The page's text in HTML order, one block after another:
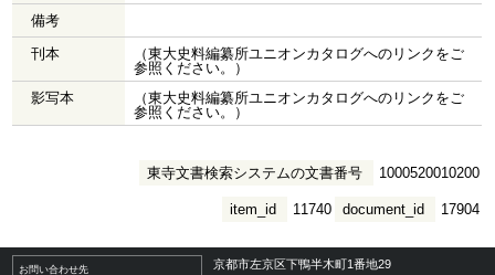
備考
刊本
（東大史料編纂所ユニオンカタログへのリンクをご
参照ください。）
影写本
（東大史料編纂所ユニオンカタログへのリンクをご
参照ください。）
東寺文書検索システムの文書番号 1000520010200
document_id 17904
item_id 11740
お問い合わせ先 京都市左京区下鴨半木町1番地29